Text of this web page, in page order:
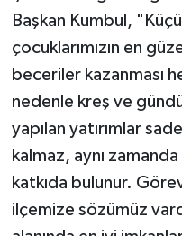
Başkan Kumbul,
çocuklarımızın en
beceriler kazanması
nedenle kreş ve
yapılan yatırımlar
kalmaz, aynı
katkıda bulunur.
ilçemize sözümüz